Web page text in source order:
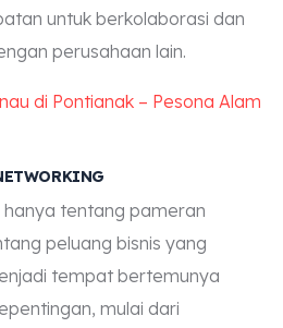
untuk berkolaborasi dan
perusahaan lain.
di Pontianak – Pesona Alam
hanya tentang pameran
peluang bisnis yang
tempat bertemunya
mulai dari